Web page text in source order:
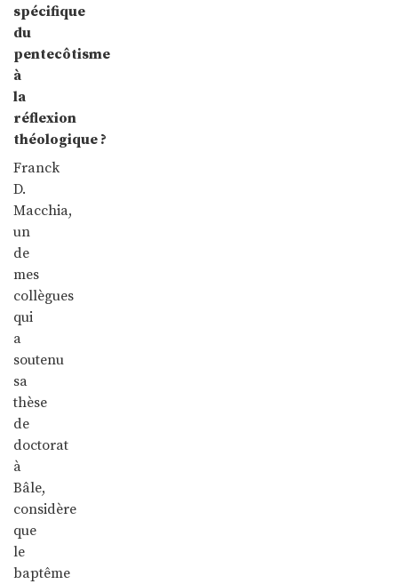
spécifique
du
pentecôtisme
à
la
réflexion
théologique ?
Franck
D.
Macchia,
un
de
mes
collègues
qui
a
soutenu
sa
thèse
de
doctorat
à
Bâle,
considère
que
le
baptême